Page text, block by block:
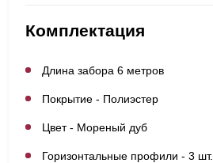
Комплектация
Длина забора 6 метров
Покрытие - Полиэстер
Цвет - Мореный дуб
Горизонтальные профили - 3 шт.